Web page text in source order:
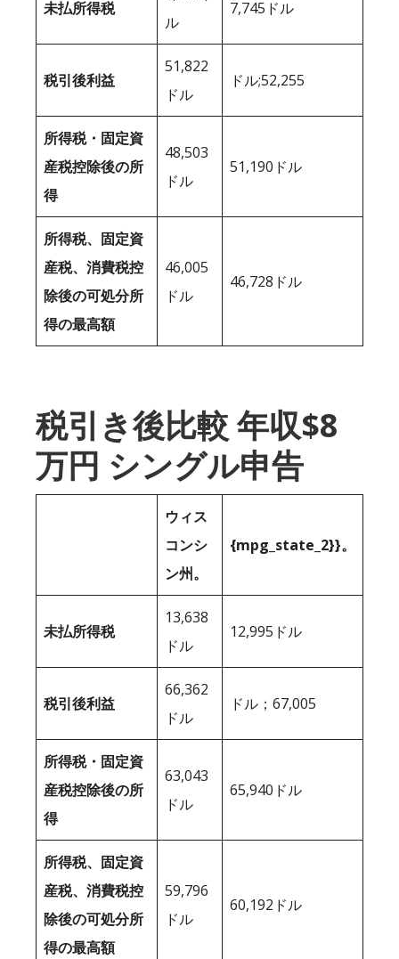
未払所得税
ル
7,745ドル
税引後利益
51,822
ドル
ドル;52,255
所得税・固定資
産税控除後の所
得
48,503
ドル
51,190ドル
所得税、固定資
産税、消費税控
除後の可処分所
得の最高額
46,005
ドル
46,728ドル
税引き後比較 年収$8
万円 シングル申告
ウィス
コンシ
ン州。
{mpg_state_2}}。
未払所得税
13,638
ドル
12,995ドル
税引後利益
66,362
ドル
ドル；67,005
所得税・固定資
産税控除後の所
得
63,043
ドル
65,940ドル
所得税、固定資
産税、消費税控
除後の可処分所
得の最高額
59,796
ドル
60,192ドル